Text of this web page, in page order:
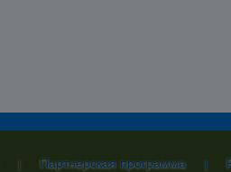
| Партнерская программа |